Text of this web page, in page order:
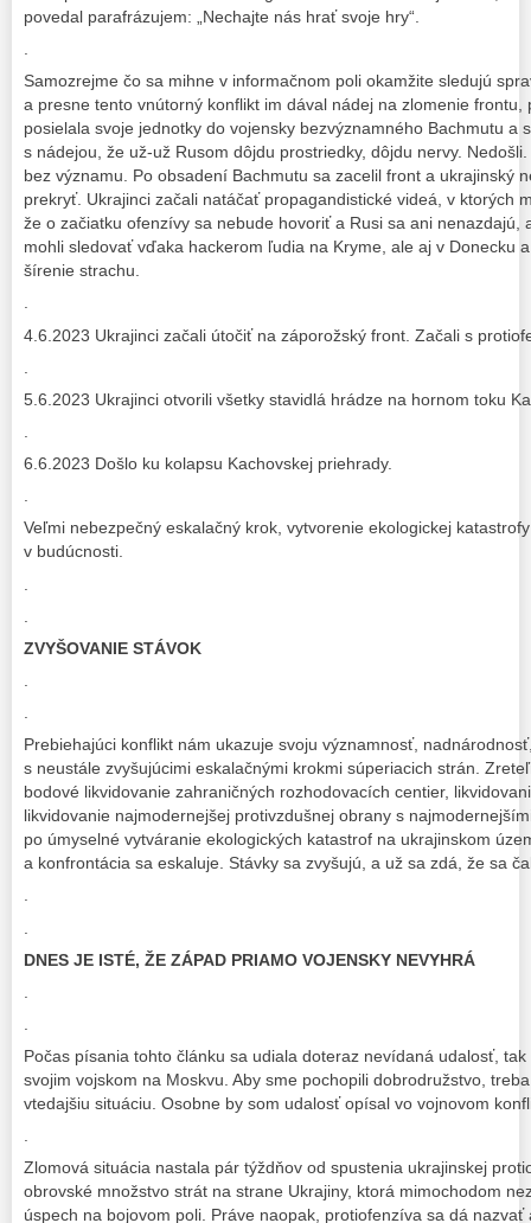
povedal parafrázujem: „Nechajte nás hrať svoje hry“.
Samozrejme čo sa mihne v informačnom poli okamžite sledujú
a presne tento vnútorný konflikt im dával nádej na zlomenie frontu,
posielala svoje jednotky do vojensky bezvýznamného Bachmutu a
s nádejou, že už-už Rusom dôjdu prostriedky, dôjdu nervy.
bez významu. Po obsadení Bachmutu sa zacelil front a ukrajinský
prekryť. Ukrajinci začali natáčať propagandistické videá, v ktorých
že o začiatku ofenzívy sa nebude hovoriť a Rusi sa ani nenazdajú,
mohli sledovať vďaka hackerom ľudia na Kryme, ale aj v Donecku
šírenie strachu.
.
4.6.2023 Ukrajinci začali útočiť na záporožský front. Začali s
5.6.2023 Ukrajinci otvorili všetky stavidlá hrádze na hornom toku
6.6.2023 Došlo ku kolapsu Kachovskej priehrady.
.
Veľmi nebezpečný eskalačný krok, vytvorenie ekologickej
v budúcnosti.
ZVYŠOVANIE STÁVOK
Prebiehajúci konflikt nám ukazuje svoju významnosť,
s neustále zvyšujúcimi eskalačnými krokmi súperiacich strán.
bodové likvidovanie zahraničných rozhodovacích centier,
likvidovanie najmodernejšej protivzdušnej obrany s
po úmyselné vytváranie ekologických katastrof na ukrajinskom
a konfrontácia sa eskaluje. Stávky sa zvyšujú, a už sa zdá, že sa
.
DNES JE ISTÉ, ŽE ZÁPAD PRIAMO VOJENSKY NEVYHRÁ
Počas písania tohto článku sa udiala doteraz nevídaná udalosť,
svojim vojskom na Moskvu. Aby sme pochopili dobrodružstvo,
vtedajšiu situáciu. Osobne by som udalosť opísal vo vojnovom
.
Zlomová situácia nastala pár týždňov od spustenia ukrajinskej
obrovské množstvo strát na strane Ukrajiny, ktorá mimochodom
úspech na bojovom poli. Práve naopak, protiofenzíva sa dá